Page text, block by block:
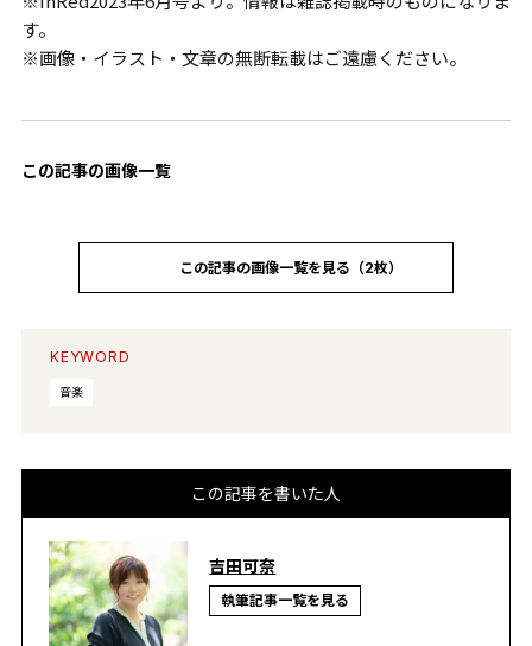
す。
※画像・イラスト・文章の無断転載はご遠慮ください。
この記事の画像一覧
この記事の画像一覧を見る（2枚）
KEYWORD
音楽
この記事を書いた人
吉田可奈
執筆記事一覧を見る